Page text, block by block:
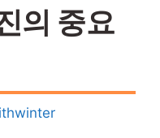
의 중요